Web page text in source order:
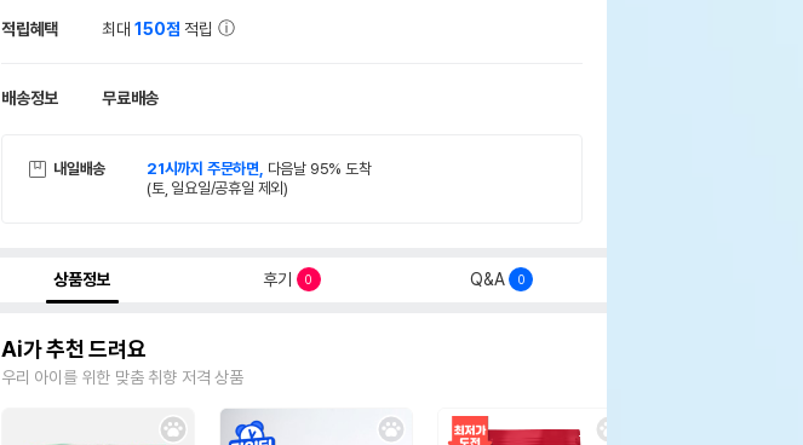
적립혜택 최대150점 적립
배송정보 무료배송
내일배송 21시까지 주문하면, 다음날 95% 도착
(토, 일요일/공휴일 제외)
상품정보 후기 0 Q&A 0
Ai가 추천 드려요
우리 아이를 위한 맞춤 취향 저격 상품